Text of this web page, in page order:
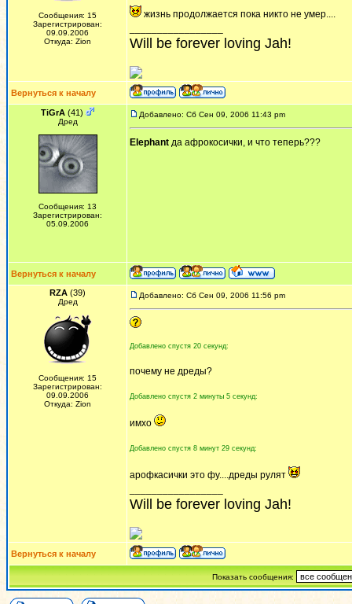
Сообщения: 15
Зарегистрирован:
09.09.2006
Откуда: Zion
жизнь продолжается пока никто не умер....
Will be forever loving Jah!
Вернуться к началу
TiGrA (41)
Дред
Сообщения: 13
Зарегистрирован:
05.09.2006
Добавлено: Сб Сен 09, 2006 11:43 pm
Elephant да афрокосички, и что теперь???
Вернуться к началу
RZA (39)
Дред
Сообщения: 15
Зарегистрирован:
09.09.2006
Откуда: Zion
Добавлено: Сб Сен 09, 2006 11:56 pm
Добавлено спустя 20 секунд:
почему не дреды?
Добавлено спустя 2 минуты 5 секунд:
имхо
Добавлено спустя 8 минут 29 секунд:
арофкасички это фу....дреды рулят
Will be forever loving Jah!
Вернуться к началу
Показать сообщения: